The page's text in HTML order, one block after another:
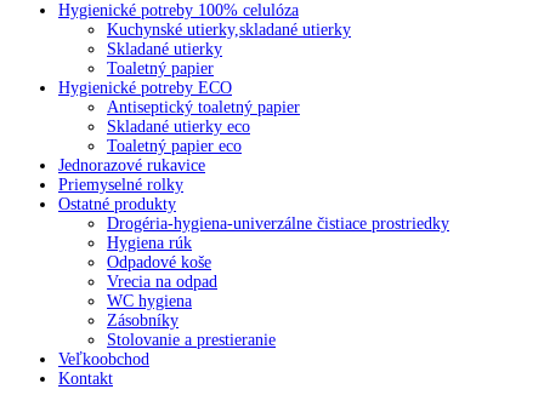
Hygienické potreby 100% celulóza
Kuchynské utierky,skladané utierky
Skladané utierky
Toaletný papier
Hygienické potreby ECO
Antiseptický toaletný papier
Skladané utierky eco
Toaletný papier eco
Jednorazové rukavice
Priemyselné rolky
Ostatné produkty
Drogéria-hygiena-univerzálne čistiace prostriedky
Hygiena rúk
Odpadové koše
Vrecia na odpad
WC hygiena
Zásobníky
Stolovanie a prestieranie
Veľkoobchod
Kontakt